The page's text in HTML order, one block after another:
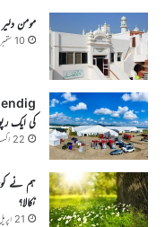
مومن
10 ستمبر 2019ء
کی ایک
22 اگست 2024ء
ہم نے
نکالا؟
21 اپریل 2020ء